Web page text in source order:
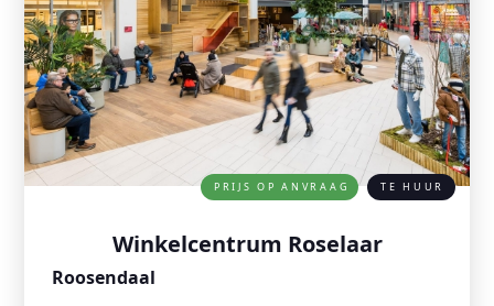
PRIJS OP ANVRAAG TE HUUR
Winkelcentrum Roselaar
Roosendaal